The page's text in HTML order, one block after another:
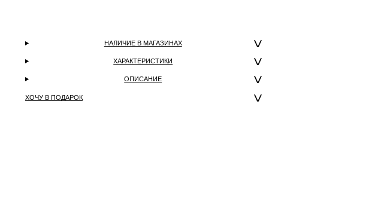
НАЛИЧИЕ В МАГАЗИНАХ
ХАРАКТЕРИСТИКИ
ОПИСАНИЕ
ХОЧУ В ПОДАРОК